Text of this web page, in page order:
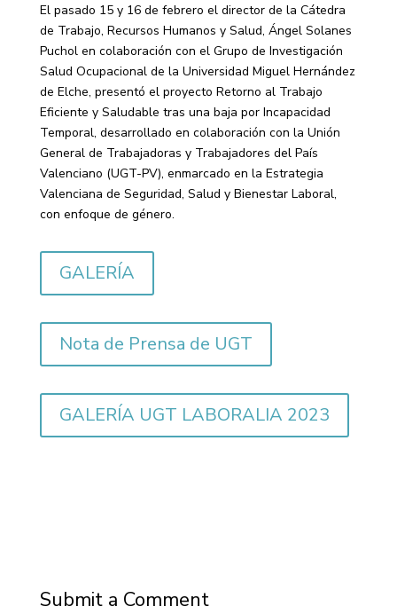
El pasado 15 y 16 de febrero el director de la Cátedra
de Trabajo, Recursos Humanos y Salud, Ángel Solanes
Puchol en colaboración con el Grupo de Investigación
Salud Ocupacional de la Universidad Miguel Hernández
de Elche, presentó el proyecto Retorno al Trabajo
Eficiente y Saludable tras una baja por Incapacidad
Temporal, desarrollado en colaboración con la Unión
General de Trabajadoras y Trabajadores del País
Valenciano (UGT-PV), enmarcado en la Estrategia
Valenciana de Seguridad, Salud y Bienestar Laboral,
con enfoque de género.
GALERÍA
Nota de Prensa de UGT
GALERÍA UGT LABORALIA 2023
Submit a Comment